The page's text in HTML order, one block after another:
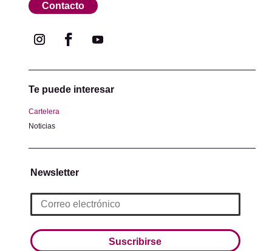
Contacto
Te puede interesar
Cartelera
Noticias
Newsletter
Suscribirse